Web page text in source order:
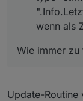
wenn als
Wie immer zu
Update-Routine